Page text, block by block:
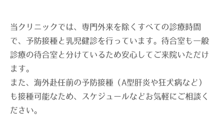
当クリニックでは、専門外来を除くすべての診療時間
で、予防接種と乳児健診を行っています。待合室も一般
診療の待合室と分けているため安心してご来院いただけ
ます。
また、海外赴任前の予防接種（A型肝炎や狂犬病など）
も接種可能なため、スケジュールなどお気軽にご相談く
ださい。